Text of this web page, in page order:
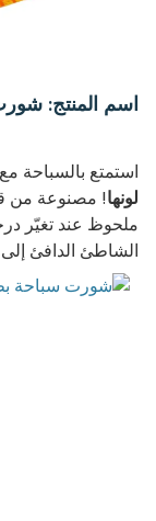
اسم المنتج:
استمتع بالسباحة
لونها! مصنوعة من
ملحوظ عند تغيّر
الشاطئ الدافئ إلى
ملابس سباحة—بل